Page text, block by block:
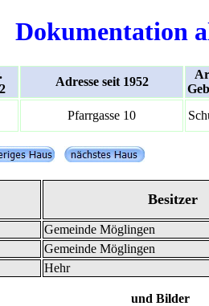
Dokumentation
Adresse seit 1952
Pfarrgasse 10
Besitzer
Gemeinde Möglingen
Gemeinde Möglingen
Hehr
und Bilder